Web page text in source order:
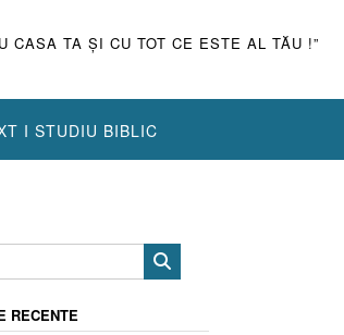
TA ŞI CU TOT CE ESTE AL TĂU !”
I STUDIU BIBLIC
RECENTE